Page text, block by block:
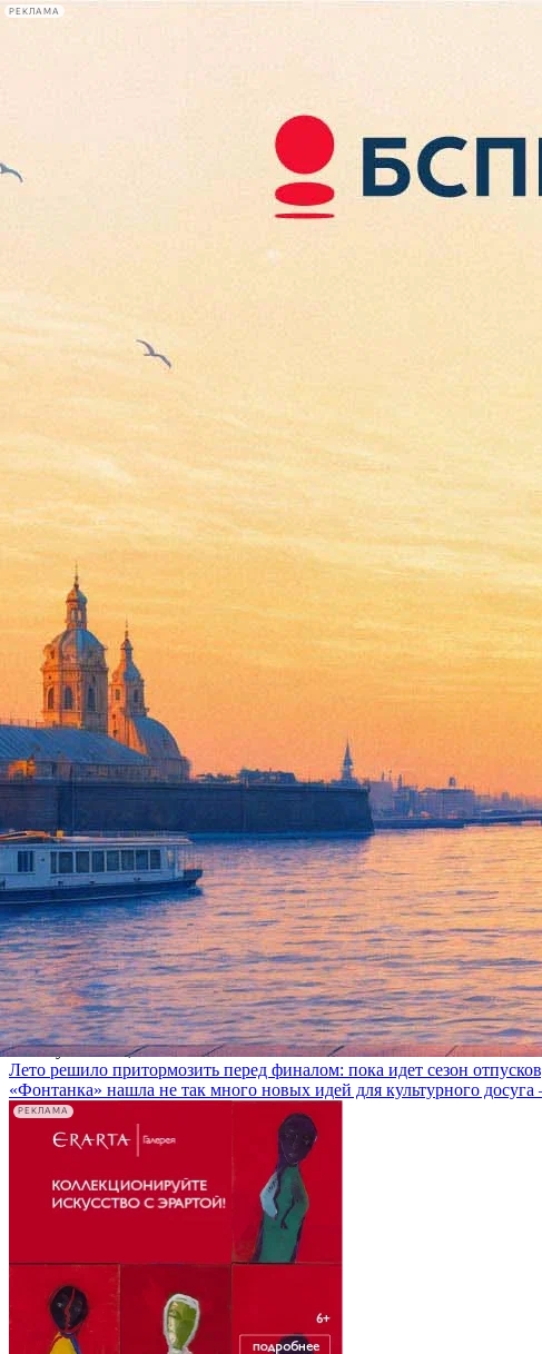
РЕКЛАМА
лекции
книги
12 апреля 2017, среда
Корифей российской фолк-музыки Сергей Старостин выпустил свой
Архив предыдущих материалов
Куда пойти 7–9 августа: «Пикник
марки
07 августа 2026, 08:00
Лето решило притормозить перед финалом: пока идет сезон
«Фонтанка» нашла не так много новых идей для культурного
РЕКЛАМА